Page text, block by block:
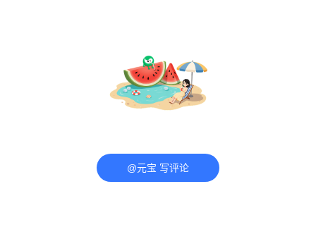
@元宝 写评论